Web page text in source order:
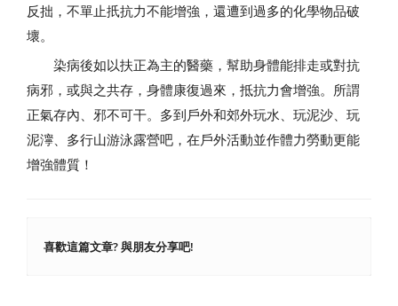
反拙，不單止扺抗力不能增強，還遭到過多的化學物品破
壞。
染病後如以扶正為主的醫藥，幫助身體能排走或對抗
病邪，或與之共存，身體康復過來，抵抗力會增強。所謂
正氣存內、邪不可干。多到戶外和郊外玩水、玩泥沙、玩
泥濘、多行山游泳露營吧，在戶外活動並作體力勞動更能
增強體質！
喜歡這篇文章? 與朋友分享吧!